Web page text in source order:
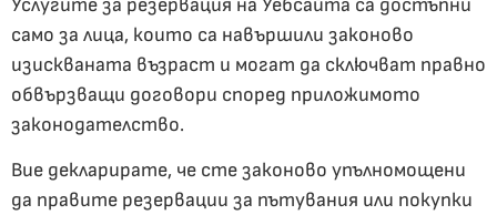
Услугите за резервация на Уебсайта са достъпни
само за лица, които са навършили законово
изискваната възраст и могат да сключват правно
обвързващи договори според приложимото
законодателство.
Вие декларирате, че сте законово упълномощени
да правите резервации за пътувания или покупки